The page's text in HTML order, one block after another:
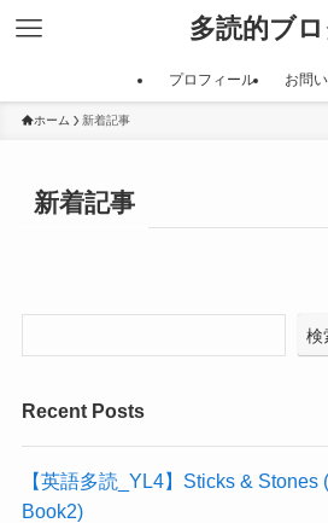
多読的ブ
プロフィール お問
ホーム 新着記事
新着記事
検
Recent Posts
【英語多読_YL4】Sticks &
Book2)